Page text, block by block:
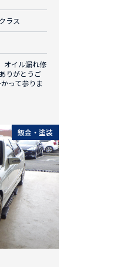
ラス
イル漏れ修
りがとうご
って参りま
鈑金・塗装